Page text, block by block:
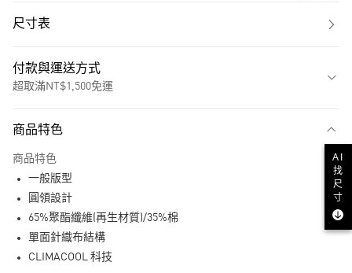
尺寸表
付款與運送方式
超取滿NT$1,500免運
LINE Pay
商品特色
商品特色
一般版型
圓領設計
65%聚酯纖維(再生材質)/35%棉
單面針織布結構
CLIMACOOL 科技
AI
找
尺
寸